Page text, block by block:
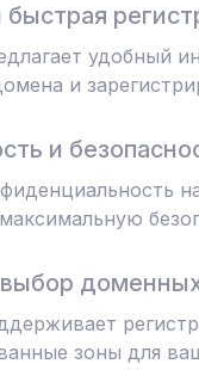
быстрая
удобный
и
и
зоны для